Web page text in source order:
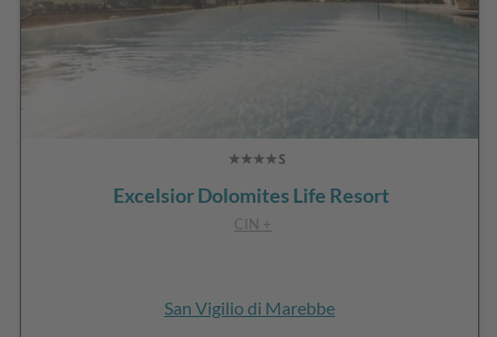
Excelsior Dolomites Life Resort
CIN +
San Vigilio di Marebbe